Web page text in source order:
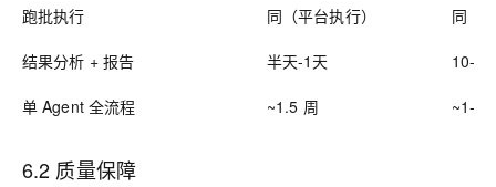
跑批执行 同（平台执行） 同
结果分析 + 报告 半天-1天 10-
单 Agent 全流程 ~1.5 周 ~1-2
6.2 质量保障